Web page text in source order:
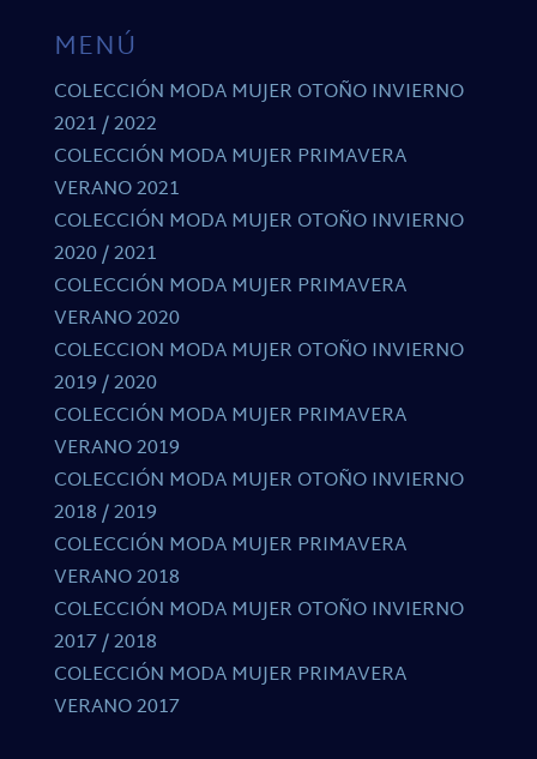
MENÚ
COLECCIÓN MODA MUJER OTOÑO INVIERNO
2021 / 2022
COLECCIÓN MODA MUJER PRIMAVERA
VERANO 2021
COLECCIÓN MODA MUJER OTOÑO INVIERNO
2020 / 2021
COLECCIÓN MODA MUJER PRIMAVERA
VERANO 2020
COLECCION MODA MUJER OTOÑO INVIERNO
2019 / 2020
COLECCIÓN MODA MUJER PRIMAVERA
VERANO 2019
COLECCIÓN MODA MUJER OTOÑO INVIERNO
2018 / 2019
COLECCIÓN MODA MUJER PRIMAVERA
VERANO 2018
COLECCIÓN MODA MUJER OTOÑO INVIERNO
2017 / 2018
COLECCIÓN MODA MUJER PRIMAVERA
VERANO 2017